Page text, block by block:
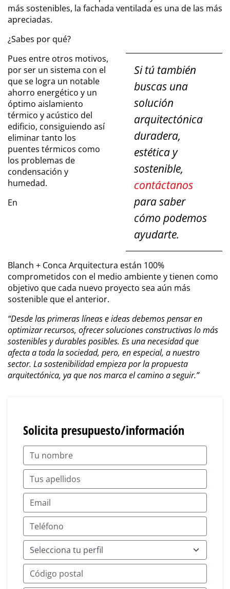
más sostenibles, la fachada ventilada es una de las más
apreciadas.
¿Sabes por qué?
Si tú también
buscas una
solución
arquitectónica
duradera,
estética y
sostenible,
contáctanos
para saber
cómo podemos
ayudarte.
Pues entre otros motivos,
por ser un sistema con el
que se logra un notable
ahorro energético y un
óptimo aislamiento
térmico y acústico del
edificio, consiguiendo así
eliminar tanto los
puentes térmicos como
los problemas de
condensación y
humedad.
En
Blanch + Conca Arquitectura están 100%
comprometidos con el medio ambiente y tienen como
objetivo que cada nuevo proyecto sea aún más
sostenible que el anterior.
“Desde las primeras líneas e ideas debemos pensar en
optimizar recursos, ofrecer soluciones constructivas lo más
sostenibles y durables posibles. Es una necesidad que
afecta a toda la sociedad, pero, en especial, a nuestro
sector. La sostenibilidad empieza por la propuesta
arquitectónica, ya que nos marca el camino a seguir.”
Solicita presupuesto/información